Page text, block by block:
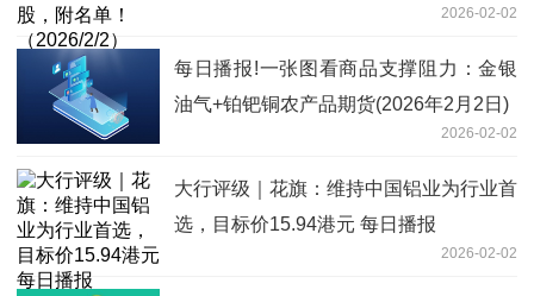
2026-02-02
每日播报!一张图看商品支撑阻力：金银
油气+铂钯铜农产品期货(2026年2月2日)
2026-02-02
大行评级｜花旗：维持中国铝业为行业首
选，目标价15.94港元 每日播报
2026-02-02